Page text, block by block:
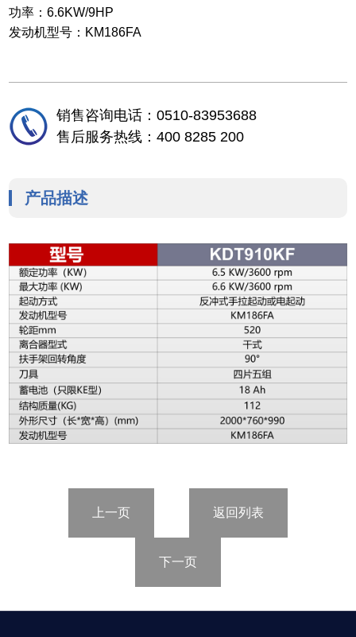
功率：6.6KW/9HP
发动机型号：KM186FA
销售咨询电话：0510-83953688
售后服务热线：400 8285 200
产品描述
上一页 返回列表
下一页